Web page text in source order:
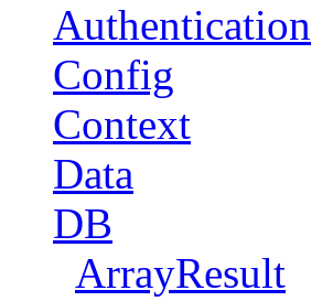
Authentication
Config
Context
Data
DB
ArrayResult